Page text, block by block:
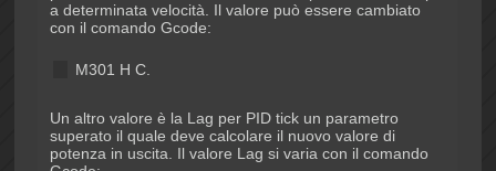
a determinata velocità. Il valore può essere cambiato
con il comando Gcode:
M301 H C
Un altro valore è la Lag per PID tick un parametro
superato il quale deve calcolare il nuovo valore di
potenza in uscita. Il valore Lag si varia con il comando